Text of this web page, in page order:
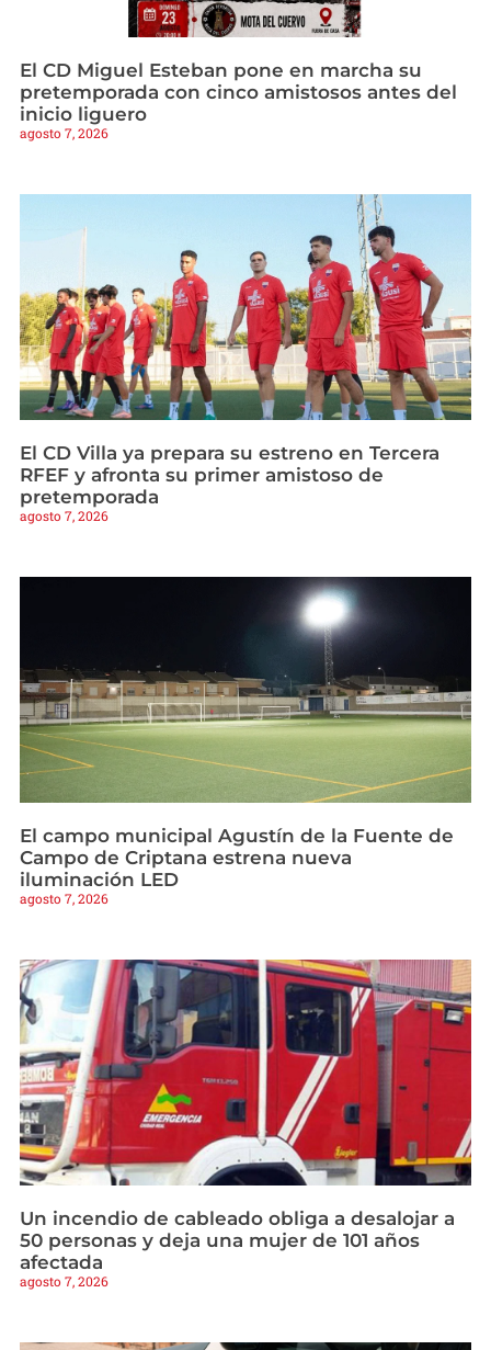
El CD Miguel Esteban pone en marcha su
pretemporada con cinco amistosos antes del
inicio liguero
agosto 7, 2026
El CD Villa ya prepara su estreno en Tercera
RFEF y afronta su primer amistoso de
pretemporada
agosto 7, 2026
El campo municipal Agustín de la Fuente de
Campo de Criptana estrena nueva
iluminación LED
agosto 7, 2026
Un incendio de cableado obliga a desalojar a
50 personas y deja una mujer de 101 años
afectada
agosto 7, 2026